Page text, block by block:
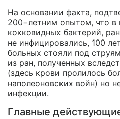
На основании факта,
200−летним опытом, что в
кокковидных бактерий,
не инфицировались, 100
больных стояли под
из ран, полученных
(здесь крови пролилось
наполеоновских войн) но
инфекции.
Главные